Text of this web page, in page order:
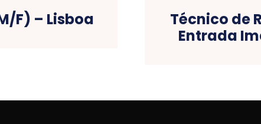
F) – Lisboa
Técnico de
Entrada